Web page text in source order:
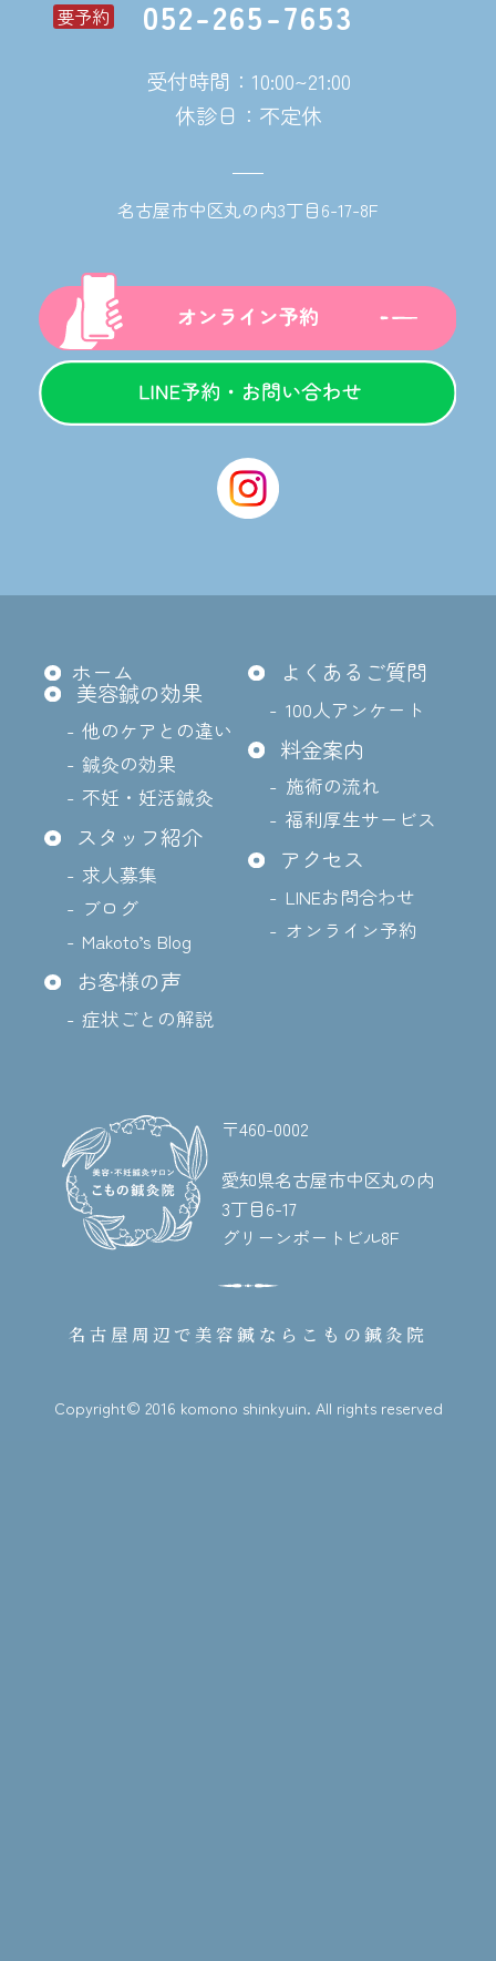
要予約 052-265-7653
受付時間：10:00~21:00
休診日：不定休
名古屋市中区丸の内3丁目6-17-8F
ホーム
美容鍼の効果
他のケアとの違い
鍼灸の効果
不妊・妊活鍼灸
スタッフ紹介
求人募集
ブログ
Makoto’s Blog
お客様の声
症状ごとの解説
よくあるご質問
100人アンケート
料金案内
施術の流れ
福利厚生サービス
アクセス
LINEお問合わせ
オンライン予約
〒460-0002
愛知県名古屋市中区丸の内
3丁目6-17
グリーンポートビル8F
名古屋周辺で美容鍼なら こもの鍼灸院
Copyright© 2016 komono shinkyuin. All rights reserved